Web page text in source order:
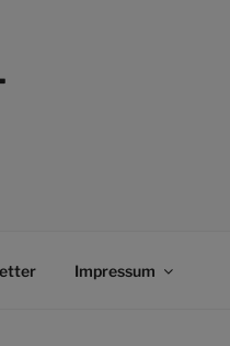
Impressum